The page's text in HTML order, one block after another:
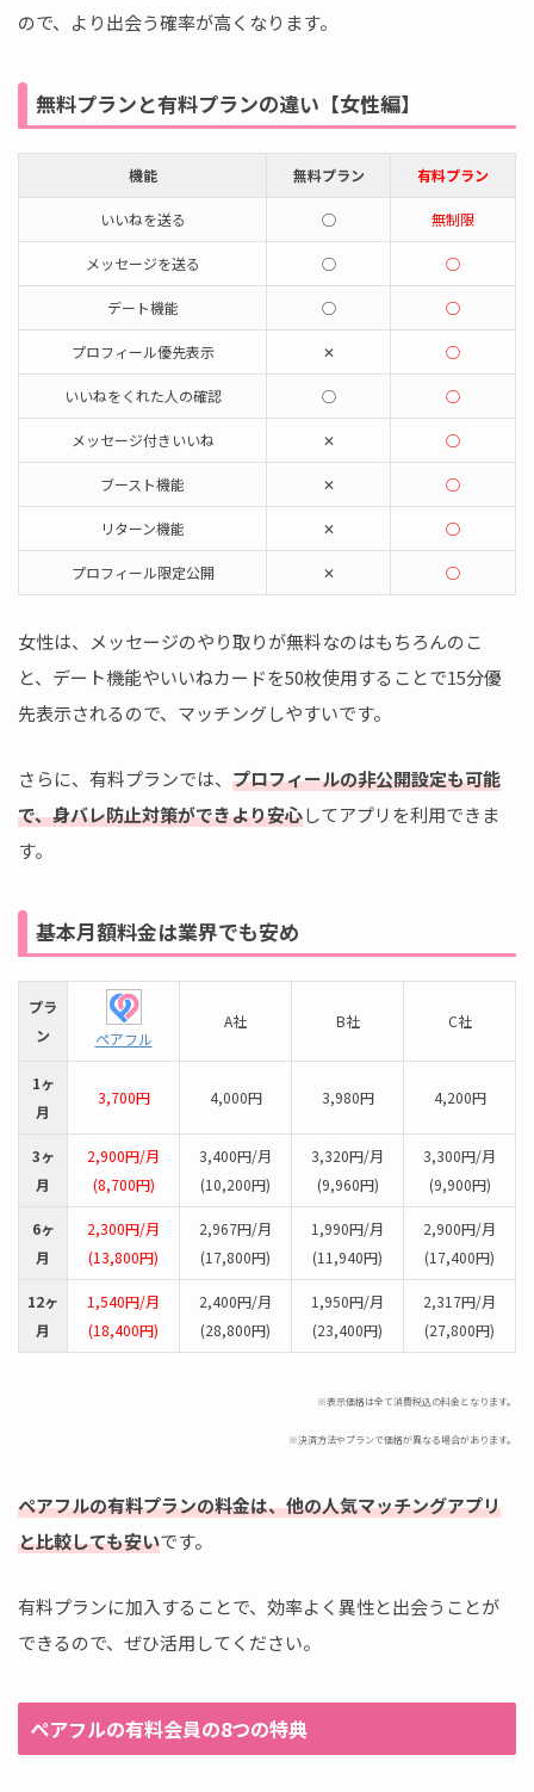
ので、より出会う確率が高くなります。
無料プランと有料プランの違い【女性編】
機能 無料プラン 有料プラン
いいねを送る ◯ 無制限
メッセージを送る ◯ ◯
デート機能 ◯ ◯
プロフィール優先表示 ✕ ◯
いいねをくれた人の確認 ◯ ◯
メッセージ付きいいね ✕ ◯
ブースト機能 ✕ ◯
リターン機能 ✕ ◯
プロフィール限定公開 ✕ ◯
女性は、メッセージのやり取りが無料なのはもちろんのこ
と、デート機能やいいねカードを50枚使用することで15分優
先表示されるので、マッチングしやすいです。
さらに、有料プランでは、 プロフィールの非公開設定も可能
で、身バレ防止対策ができより安心してアプリを利用できま
す。
基本月額料金は業界でも安め
プラ
ン
ペアフル
A社 B社 C社
1ヶ
月
3,700円 4,000円 3,980円 4,200円
3ヶ
月
2,900円/月
(8,700円)
3,400円/月
(10,200円)
3,320円/月
(9,960円)
3,300円/月
(9,900円)
6ヶ
月
2,300円/月
(13,800円)
2,967円/月
(17,800円)
1,990円/月
(11,940円)
2,900円/月
(17,400円)
12ヶ
月
1,540円/月
(18,400円)
2,400円/月
(28,800円)
1,950円/月
(23,400円)
2,317円/月
(27,800円)
※表示価格は全て消費税込の料金となります。
※決済方法やプランで価格が異なる場合があります。
ペアフルの有料プランの料金は、他の人気マッチングアプリ
と比較しても安いです。
有料プランに加入することで、効率よく異性と出会うことが
できるので、ぜひ活用してください。
ペアフルの有料会員の8つの特典